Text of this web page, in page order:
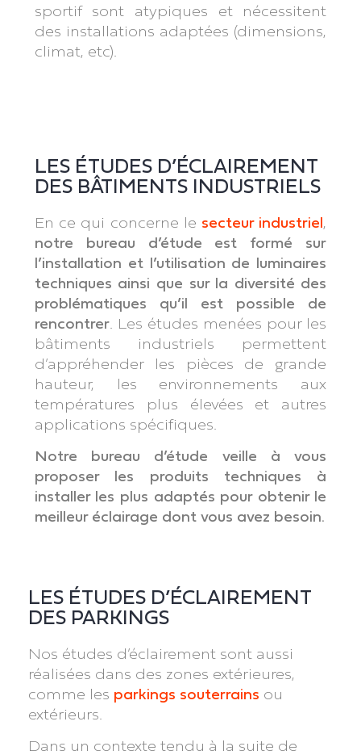
sportif sont atypiques et nécessitent
des installations adaptées (dimensions,
climat, etc).
LES ÉTUDES D’ÉCLAIREMENT
DES BÂTIMENTS INDUSTRIELS
En ce qui concerne le secteur industriel,
notre bureau d’étude est formé sur
l’installation et l’utilisation de luminaires
techniques ainsi que sur la diversité des
problématiques qu’il est possible de
rencontrer. Les études menées pour les
bâtiments industriels permettent
d’appréhender les pièces de grande
hauteur, les environnements aux
températures plus élevées et autres
applications spécifiques.
Notre bureau d’étude veille à vous
proposer les produits techniques à
installer les plus adaptés pour obtenir le
meilleur éclairage dont vous avez besoin.
LES ÉTUDES D’ÉCLAIREMENT
DES PARKINGS
Nos études d’éclairement sont aussi
réalisées dans des zones extérieures,
comme les parkings souterrains ou
extérieurs.
Dans un contexte tendu à la suite de